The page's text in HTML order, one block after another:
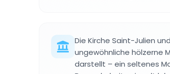
Die Kirche Saint-Julien
ungewöhnliche hölzerne
darstellt – ein seltenes